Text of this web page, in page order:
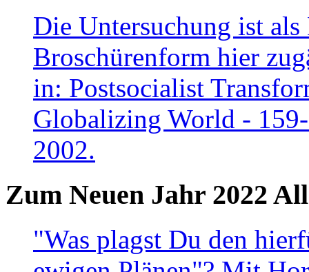
Die Untersuchung ist
Broschürenform hier
in: Postsocialist
Globalizing World -
2002.
Zum Neuen Jahr 2022
"Was plagst Du den